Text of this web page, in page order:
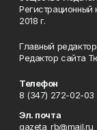
2018 г.
Главный
Редактор сайта
Телефон
8 (347) 272-02-03
Эл. почта
gazeta_rb@mail.ru